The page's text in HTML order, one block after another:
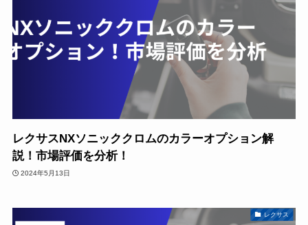
レクサスNXソニッククロムのカラーオプション解
説！市場評価を分析！
2024年5月13日
レクサス